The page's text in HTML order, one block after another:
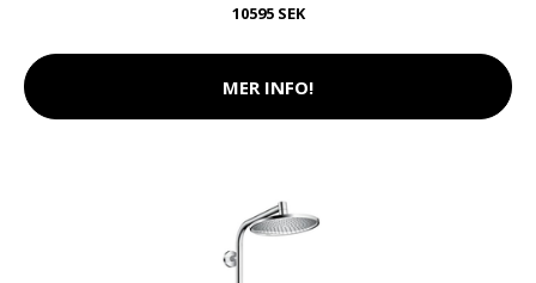
10595 SEK
MER INFO!